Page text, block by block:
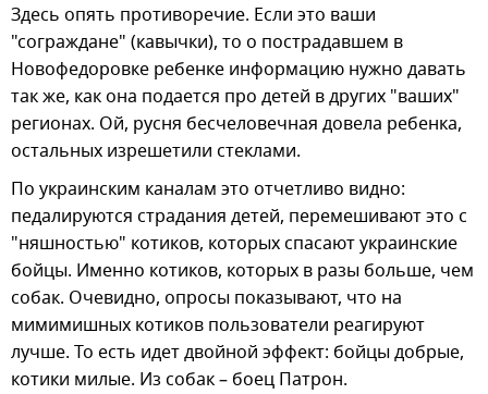
Здесь опять противоречие. Если это ваши
"сограждане" (кавычки), то о пострадавшем в
Новофедоровке ребенке информацию нужно давать
так же, как она подается про детей в других "ваших"
регионах. Ой, русня бесчеловечная довела ребенка,
остальных изрешетили стеклами.
По украинским каналам это отчетливо видно:
педалируются страдания детей, перемешивают это с
"няшностью" котиков, которых спасают украинские
бойцы. Именно котиков, которых в разы больше, чем
собак. Очевидно, опросы показывают, что на
мимимишных котиков пользователи реагируют
лучше. То есть идет двойной эффект: бойцы добрые,
котики милые. Из собак – боец Патрон.